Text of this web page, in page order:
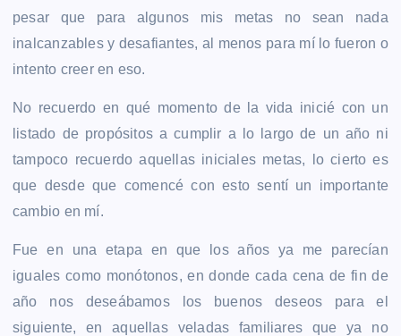
pesar que para algunos mis metas no sean nada
inalcanzables y desafiantes, al menos para mí lo fueron o
intento creer en eso.
No recuerdo en qué momento de la vida inicié con un
listado de propósitos a cumplir a lo largo de un año ni
tampoco recuerdo aquellas iniciales metas, lo cierto es
que desde que comencé con esto sentí un importante
cambio en mí.
Fue en una etapa en que los años ya me parecían
iguales como monótonos, en donde cada cena de fin de
año nos deseábamos los buenos deseos para el
siguiente, en aquellas veladas familiares que ya no